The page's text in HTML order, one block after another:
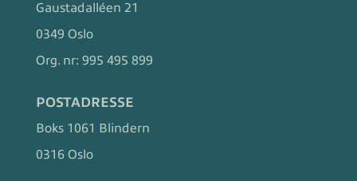
Gaustadalléen 21
0349 Oslo
Org. nr: 995 495 899
POSTADRESSE
Boks 1061 Blindern
0316 Oslo